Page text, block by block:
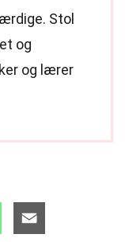
Stol
og
og lærer